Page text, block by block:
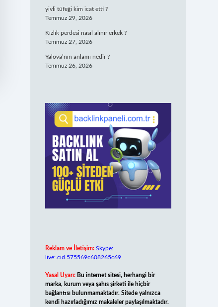
yivli tüfeği kim icat etti ?
Temmuz 29, 2026
Kızlık perdesi nasıl alınır erkek ?
Temmuz 27, 2026
Yalova’nın anlamı nedir ?
Temmuz 26, 2026
Reklam ve İletişim: Skype:
live:.cid.575569c608265c69
Yasal Uyarı: Bu internet sitesi, herhangi bir
marka, kurum veya şahıs şirketi ile hiçbir
bağlantısı bulunmamaktadır. Sitede yalnızca
kendi hazırladığımız makaleler paylaşılmaktadır.